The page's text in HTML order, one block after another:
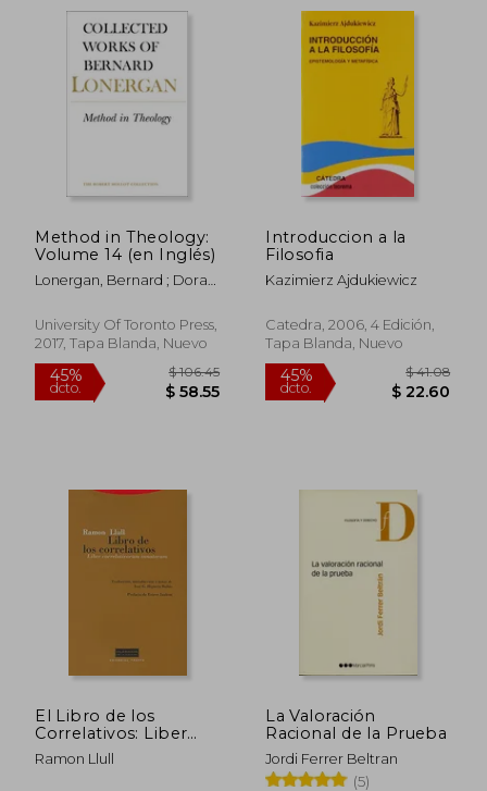
Method in Theology:
Volume 14 (en Inglés)
Lonergan, Bernard ; Doran
John
University Of Toronto Press,
2017, Tapa Blanda, Nuevo
dcto.
Introduccion a la
Filosofia
Kazimierz Ajdukiewicz
Catedra, 2006, 4 Edición,
Tapa Blanda, Nuevo
45%
El Libro de los
Correlativos: Liber
Correlativorum
Innatorum (Clásicos
Ramon Llull
La Valoración
Racional de la Prueba
Jordi Ferrer Beltran
(5)